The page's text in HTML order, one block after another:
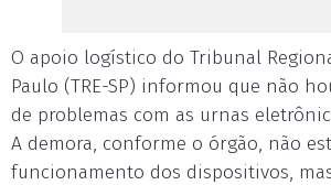
O apoio logístico do Tribunal
Paulo (TRE-SP) informou que não
de problemas com as urnas
A demora, conforme o órgão, não
funcionamento dos dispositivos,